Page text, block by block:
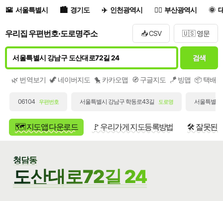
서울특별시 경기도 인천광역시 부산광역시
우리집 우편번호·도로명주소 📥 CSV 🇺🇸 영문
검색
🌿 번역보기 🦖 네이버지도 🐤 카카오맵 🧭 구글지도 🪁 빙맵 📦 택배/
06104 우편번호 서울특별시 강남구 학동로43길 도로명 서울특별
🗺️ 지도앱 다운로드 🚩 우리가게 지도등록방법 🛠️ 잘못된
청담동
도산대로72길 24